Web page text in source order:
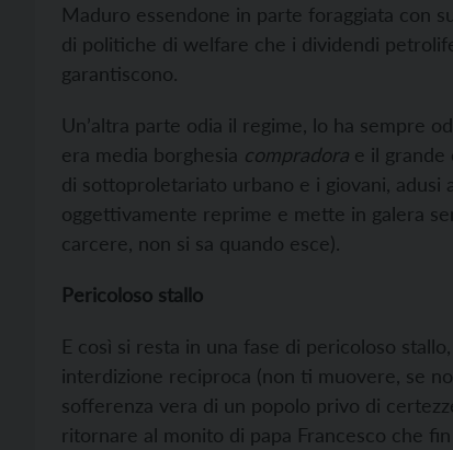
Maduro essendone in parte foraggiata con
di politiche di welfare che i dividendi
garantiscono.
Un’altra parte odia il regime, lo ha sempre
era media borghesia compradora e il grande
di sottoproletariato urbano e i giovani,
oggettivamente reprime e mette in galera
carcere, non si sa quando esce).
Pericoloso stallo
E così si resta in una fase di pericoloso
interdizione reciproca (non ti muovere, se
sofferenza vera di un popolo privo di
ritornare al monito di papa Francesco che